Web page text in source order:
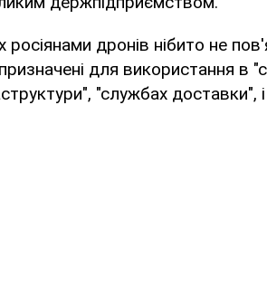
дронів нібито не
для використання в
"службах доставки",